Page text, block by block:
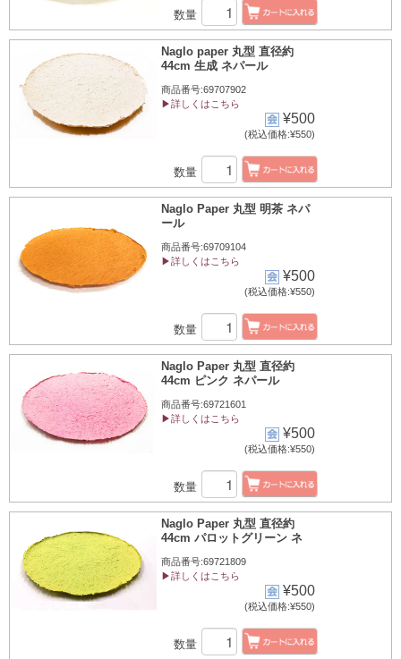
数量
Naglo paper 丸型 直径約
44cm 生成 ネパール
商品番号:69707902
▶詳しくはこちら
¥500
(税込価格:¥550)
数量
Naglo Paper 丸型 明茶 ネパ
ール
商品番号:69709104
▶詳しくはこちら
¥500
(税込価格:¥550)
数量
Naglo Paper 丸型 直径約
44cm ピンク ネパール
商品番号:69721601
▶詳しくはこちら
¥500
(税込価格:¥550)
数量
Naglo Paper 丸型 直径約
44cm パロットグリーン ネ
商品番号:69721809
▶詳しくはこちら
¥500
(税込価格:¥550)
数量